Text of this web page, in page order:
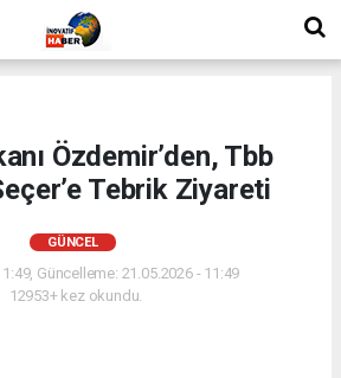
Özdemir’den, Tbb
Tebrik Ziyareti
GÜNCEL
Güncelleme: 21.05.2026 - 11:49
12953+ kez okundu.